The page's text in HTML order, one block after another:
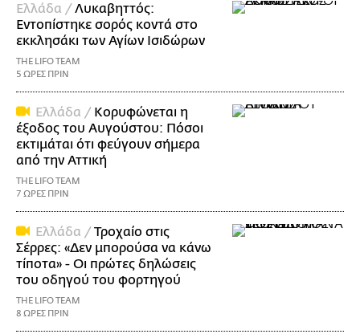
Ελλάδα /Λυκαβηττός:
Εντοπίστηκε σορός κοντά στο
εκκλησάκι των Αγίων Ισιδώρων
THE LIFO TEAM
5 ΩΡΕΣ ΠΡΙΝ
Ελλάδα / Κορυφώνεται η
έξοδος του Αυγούστου: Πόσοι
εκτιμάται ότι φεύγουν σήμερα
από την Αττική
THE LIFO TEAM
7 ΩΡΕΣ ΠΡΙΝ
Ελλάδα /Τροχαίο στις
Σέρρες: «Δεν μπορούσα να κάνω
τίποτα» - Οι πρώτες δηλώσεις
του οδηγού του φορτηγού
THE LIFO TEAM
8 ΩΡΕΣ ΠΡΙΝ